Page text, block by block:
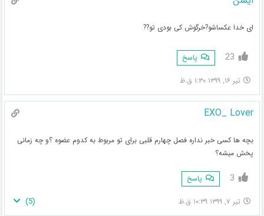
ای خدا عکساشو?خرگوش کی بودی تو??
23 پاسخ
تیر ۱۶, ۱۳۹۹ ۱:۳۰ ق.ظ
EXO_ Lover
بچه ها کسی خبر نداره فصل چهارم قلبی برای تو مربوط به کدوم عضوه ؟و چه زمانی
پخش میشه؟
3 پاسخ
تیر ۷, ۱۳۹۹ ۱۰:۳۹ ق.ظ (
5
)